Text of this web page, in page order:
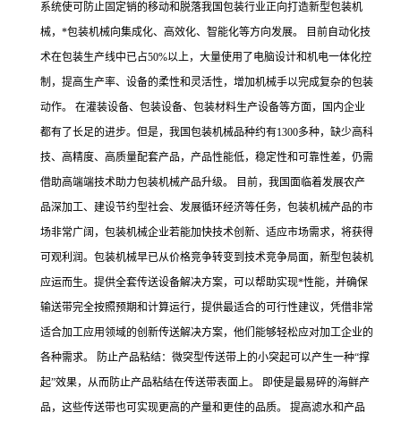
系统使可防止固定销的移动和脱落我国包装行业正向打造新型包装机
械，*包装机械向集成化、高效化、智能化等方向发展。 目前自动化技
术在包装生产线中已占50%以上，大量使用了电脑设计和机电一体化控
制，提高生产率、设备的柔性和灵活性，增加机械手以完成复杂的包装
动作。 在灌装设备、包装设备、包装材料生产设备等方面，国内企业
都有了长足的进步。但是，我国包装机械品种约有1300多种，缺少高科
技、高精度、高质量配套产品，产品性能低，稳定性和可靠性差，仍需
借助高端端技术助力包装机械产品升级。 目前，我国面临着发展农产
品深加工、建设节约型社会、发展循环经济等任务，包装机械产品的市
场非常广阔，包装机械企业若能加快技术创新、适应市场需求，将获得
可观利润。包装机械早已从价格竞争转变到技术竞争局面，新型包装机
应运而生。提供全套传送设备解决方案，可以帮助实现*性能，并确保
输送带完全按照预期和计算运行，提供最适合的可行性建议，凭借非常
适合加工应用领域的创新传送解决方案，他们能够轻松应对加工企业的
各种需求。 防止产品粘结：微突型传送带上的小突起可以产生一种“撑
起”效果，从而防止产品粘结在传送带表面上。 即使是最易碎的海鲜产
品，这些传送带也可实现更高的产量和更佳的品质。 提高滤水和产品